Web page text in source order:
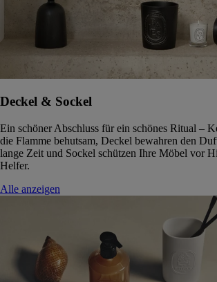
Deckel & Sockel
Ein schöner Abschluss für ein schönes Ritual –
die Flamme behutsam, Deckel bewahren den
lange Zeit und Sockel schützen Ihre Möbel vor
Helfer.
Alle anzeigen